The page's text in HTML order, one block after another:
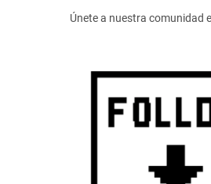
Únete a nuestra comunidad